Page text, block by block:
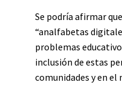
Se podría afirmar
“analfabetas
problemas
inclusión de estas
comunidades y en el